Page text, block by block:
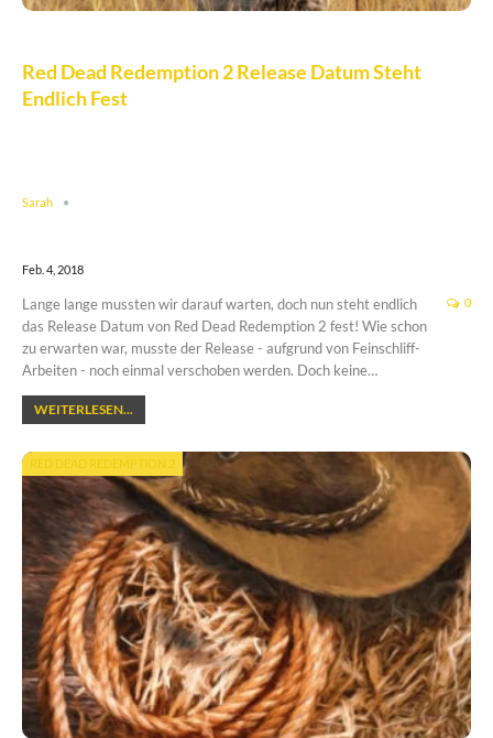
Red Dead Redemption 2 Release Datum Steht
Endlich Fest
Sarah
Feb. 4, 2018
0
Lange lange mussten wir darauf warten, doch nun steht endlich
das Release Datum von Red Dead Redemption 2 fest! Wie schon
zu erwarten war, musste der Release - aufgrund von Feinschliff-
Arbeiten - noch einmal verschoben werden. Doch keine…
WEITERLESEN...
RED DEAD REDEMPTION 2